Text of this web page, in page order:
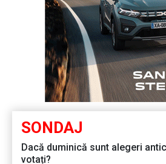
SONDAJ
Dacă duminică sunt alegeri
votați?